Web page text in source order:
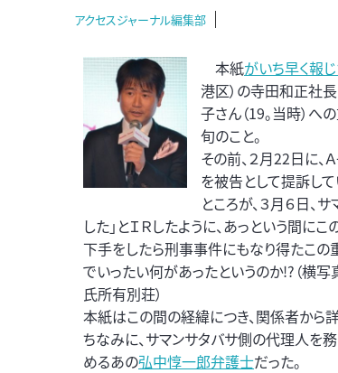
アクセスジャーナル編集部
本紙がいち早く報
港区）の寺田和正社
子さん（19。当時）
旬のこと。
その前、２月22日に
を被告として提訴して
ところが、３月６日、
した」とＩＲしたように、あっという間にこ
下手をしたら刑事事件にもなり得たこの
でいったい何があったというのか!?（横
氏所有別荘）
本紙はこの間の経緯につき、関係者から
ちなみに、サマンサタバサ側の代理人
めるあの弘中惇一郎弁護士だった。